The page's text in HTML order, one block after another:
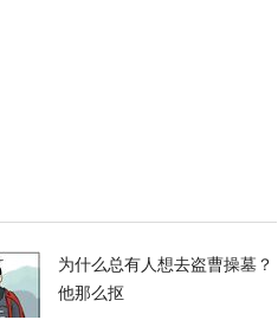
国领土，就砍掉他们脚！
为什么总有人想去盗曹操墓？
他那么抠